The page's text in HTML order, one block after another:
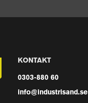
KONTAKT
0303-880 60
info@industrisand.se